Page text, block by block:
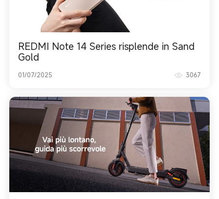
REDMI Note 14 Series risplende in Sand
Gold
01/07/2025 3067